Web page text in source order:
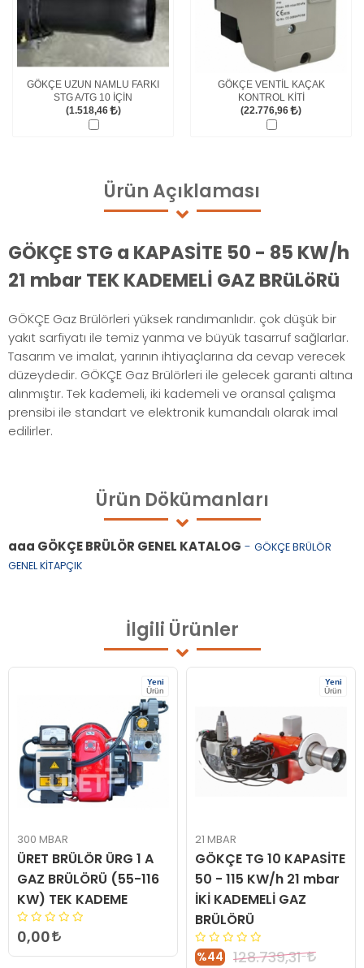
GÖKÇE UZUN NAMLU FARKI
STG A/TG 10 İÇİN
(1.518,46
)
GÖKÇE VENTİL KAÇAK
KONTROL KİTİ
(22.776,96
)
ÜrünAçıklaması
GÖKÇE STG a KAPASİTE 50 - 85 KW/h
21 mbar TEK KADEMELİ GAZ BRüLöRü
GÖKÇE Gaz Brülörleri yüksek randımanlıdır. çok düşük bir
yakıt sarfiyatı ile temiz yanma ve büyük tasarruf sağlarlar.
Tasarım ve imalat, yarının ihtiyaçlarına da cevap verecek
düzeydedir. GÖKÇE Gaz Brülörleri ile gelecek garanti altına
alınmıştır. Tek kademeli, iki kademeli ve oransal çalışma
prensibi ile standart ve elektronik kumandalı olarak imal
edilirler.
Ürün Dökümanları
aaa GÖKÇE BRÜLÖR GENEL KATALOG - GÖKÇE BRÜLÖR
GENEL KİTAPÇIK
İlgili Ürünler
Yeni
Ürün
300 MBAR
ÜRET BRÜLÖR ÜRG 1 A
GAZ BRÜLÖRÜ (55-116
KW) TEK KADEME
0,00
Yeni
Ürün
21 MBAR
GÖKÇE TG 10 KAPASİTE
50 - 115 KW/h 21 mbar
İKİ KADEMELİ GAZ
BRÜLÖRÜ
%44
128.739,31